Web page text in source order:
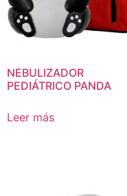
NEBULIZADOR
PEDIÁTRICO PANDA
Leer más